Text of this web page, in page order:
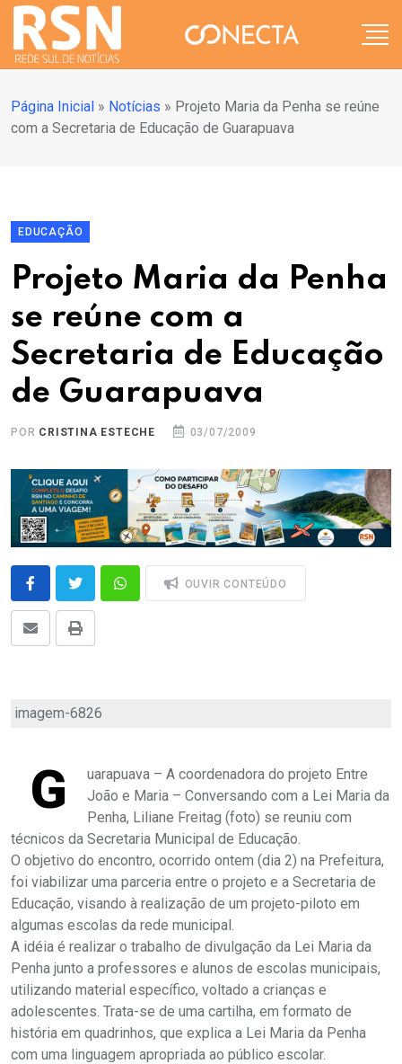
Página Inicial » Notícias » Projeto Maria da Penha se reúne
com a Secretaria de Educação de Guarapuava
EDUCAÇÃO
Projeto Maria da Penha
se reúne com a
Secretaria de Educação
de Guarapuava
POR CRISTINA ESTECHE 03/07/2009
OUVIR CONTEÚDO
imagem-6826
G
uarapuava – A coordenadora do projeto Entre
João e Maria – Conversando com a Lei Maria da
Penha, Liliane Freitag (foto) se reuniu com
técnicos da Secretaria Municipal de Educação.
O objetivo do encontro, ocorrido ontem (dia 2) na Prefeitura,
foi viabilizar uma parceria entre o projeto e a Secretaria de
Educação, visando à realização de um projeto-piloto em
algumas escolas da rede municipal.
A idéia é realizar o trabalho de divulgação da Lei Maria da
Penha junto a professores e alunos de escolas municipais,
utilizando material específico, voltado a crianças e
adolescentes. Trata-se de uma cartilha, em formato de
história em quadrinhos, que explica a Lei Maria da Penha
com uma linguagem apropriada ao público escolar.